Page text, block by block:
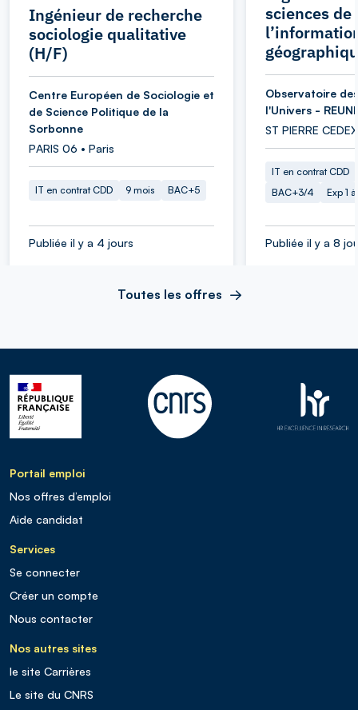
Ingénieur de recherche
sociologie qualitative
(H/F)
Centre Européen de Sociologie et
de Science Politique de la
Sorbonne
PARIS 06 • Paris
IT en contrat CDD 9 mois BAC+5
Publiée il y a 4 jours
sciences de
Observatoire
l'Univers -
ST PIERRE
IT en contrat CDD
BAC+3/4
Exp 1
Publiée il y a 8
Toutes les offres
Portail emploi
Nos offres d’emploi
Aide candidat
Services
Se connecter
Créer un compte
Nous contacter
Nos autres sites
le site Carrières
Le site du CNRS